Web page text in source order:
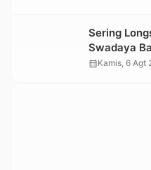
Sering
Swadaya
Jalan
calendar_monthKamis, 6 Agt